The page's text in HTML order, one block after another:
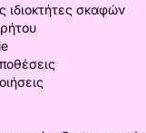
ιδιοκτήτες σκαφών